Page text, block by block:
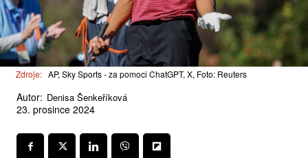
Zdroje: AP, Sky Sports - za pomoci ChatGPT, X, Foto: Reuters
Autor: Denisa Šenkeříková
23. prosince 2024